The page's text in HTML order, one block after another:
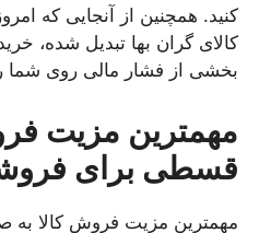
کنید. همچنین از آنجایی که
کالای گران بها تبدیل شده،
بخشی از فشار مالی روی شما
مهمترین مزیت
قسطی برای
مهمترین مزیت فروش کالا